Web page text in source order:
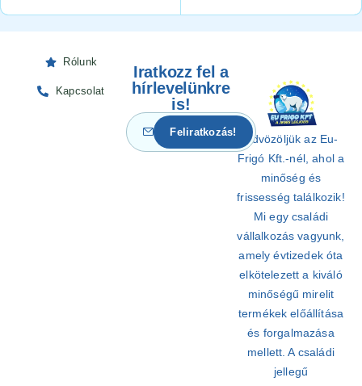
Rólunk
Kapcsolat
Üdvözöljük az Eu-
Frigó Kft.-nél, ahol a
minőség és
frissesség találkozik!
Mi egy családi
vállalkozás vagyunk,
amely évtizedek óta
elkötelezett a kiváló
minőségű mirelit
termékek előállítása
és forgalmazása
mellett. A családi
jellegű
Iratkozz fel a
hírlevelünkre
is!